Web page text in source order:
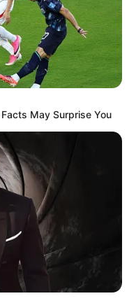
May Surprise You